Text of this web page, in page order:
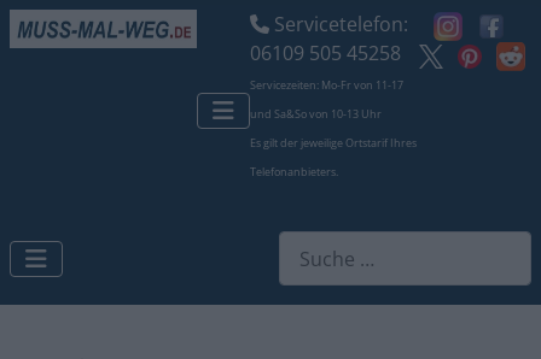
Servicetelefon:
06109 505 45258
Servicezeiten: Mo-Fr von 11-17
und Sa&So von 10-13 Uhr
Es gilt der jeweilige Ortstarif Ihres
Telefonanbieters.
Suchen